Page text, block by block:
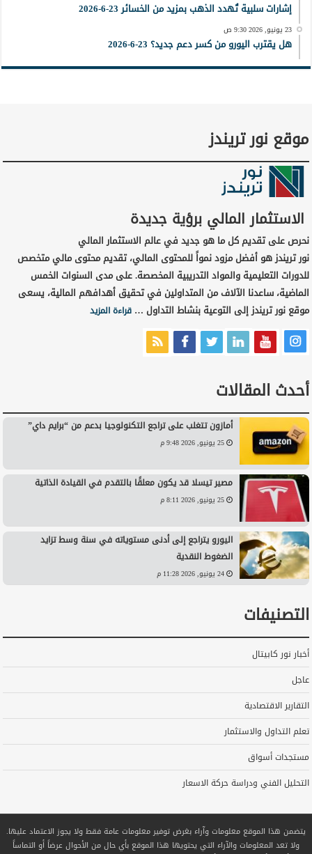
إشارات سلبية تُهدد الذهب بمزيد من الخسائر 23-6-2026
23 يونيو, 2026 9:30 ص
هل يقترب اليورو من كسر دعم جديد؟ 23-6-2026
موقع نور تريندز
الاستثمار المالي برؤية جديدة
نحرص على تقديم كل ما هو جديد في عالم الاستثمار المالي
نور تريندز هو أفضل مزود نمواً للمحتوى المالي، تقديم محتوى مالي متخصص
للدورات التعليمية والمواد التدريبية المخصصة. على مدى السنوات الخمس
الماضية، ساعدنا الآلاف من المتداولين في تحقيق أهدافهم المالية، يسعى
موقع نور تريندز إلى التوعية بنشاط التداول …قراءة المزيد
أحدث المقالات
أمازون تتغلب على تراجع التكنولوجيا بدعم من “برايم داي”
25 يونيو, 2026 9:48 م
مصير تيسلا قد يكون معلقًا بالتقدم في القيادة الذاتية
25 يونيو, 2026 8:11 م
اليورو يتراجع إلى أدنى مستوياته في سنة وسط تزايد
الضغوط النقدية
24 يونيو, 2026 11:28 م
التصنيفات
أخبار نور كابيتال
عاجل
التقارير الاقتصادية
تعلم التداول والاستثمار
مستجدات أسواق
التحليل الفني ودراسة حركة الاسعار
يتضمن هذا الموقع معلومات وآراء بغرض توفير معلومات عامة فقط ولا يجوز الاعتماد عليها.
ولا تعد المعلومات والآراء التي يحتويها هذا الموقع بأي حال من الأحوال عرضاً أو التماساً